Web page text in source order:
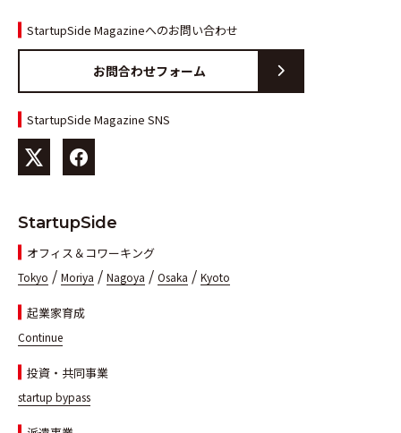
StartupSide Magazineへのお問い合わせ
お問合わせフォーム
StartupSide Magazine SNS
StartupSide
オフィス＆コワーキング
Tokyo / Moriya / Nagoya / Osaka / Kyoto
起業家育成
Continue
投資・共同事業
startup bypass